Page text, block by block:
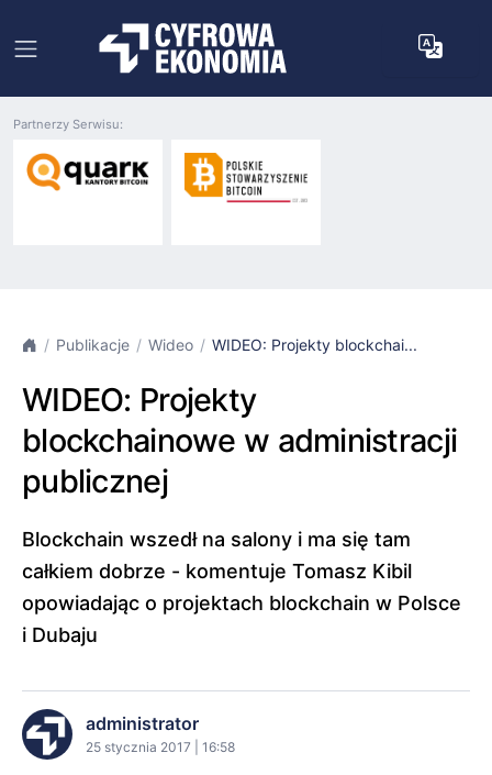
Partnerzy Serwisu:
Publikacje Wideo WIDEO: Projekty blockchai...
WIDEO: Projekty
blockchainowe w administracji
publicznej
Blockchain wszedł na salony i ma się tam
całkiem dobrze - komentuje Tomasz Kibil
opowiadając o projektach blockchain w Polsce
i Dubaju
administrator
25 stycznia 2017 | 16:58